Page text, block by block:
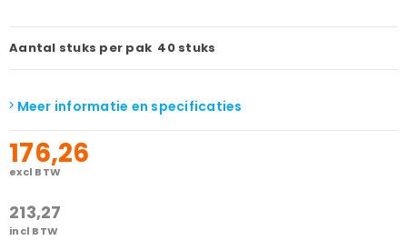
Aantal stuks per pak 40 stuks
Meer informatie en specificaties
176,26
excl BTW
213,27
incl BTW